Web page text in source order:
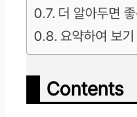
더 알아두면
요약하여 보기
Contents